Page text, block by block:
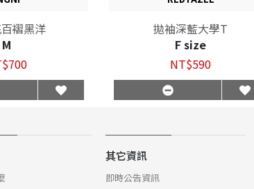
褶黑洋
M
拋袖深藍大學T
F size
NT$590
其它資訊
即時公告資訊